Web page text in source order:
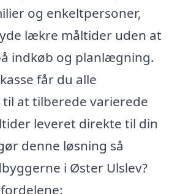
og enkeltpersoner,
lækre måltider uden at
indkøb og planlægning.
får du alle
at tilberede varierede
leveret direkte til din
denne løsning så
i Øster Ulslev?